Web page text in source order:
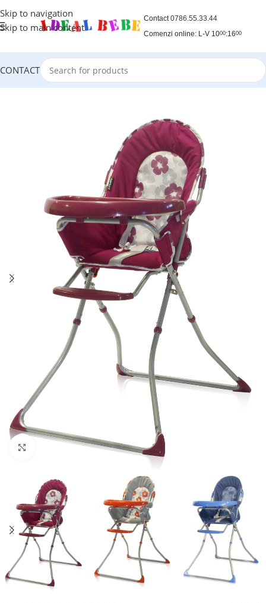
Skip to navigation
Skip to main content
Contact0786.55.33.44
Comenzi online: L-V 1000:1600
CONTACT
Click to enlarge